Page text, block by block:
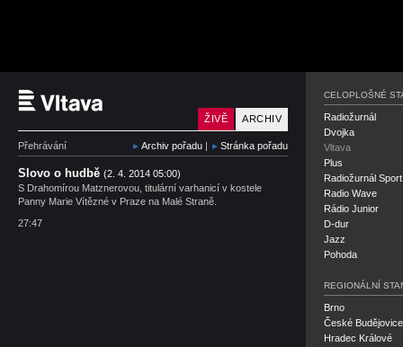
Český rozhlas Vltava
ARCHIV
ŽIVĚ
Přehrávání Archiv pořadu | Stránka pořadu
Slovo o hudbě (2. 4. 2014 05:00)
S Drahomírou Matznerovou, titulární varhanicí v kostele
Panny Marie Vítězné v Praze na Malé Straně.
27:47
CELOPLOŠNÉ
Radiožurnál
Dvojka
Vltava
Plus
Radiožurnál Sport
Radio Wave
Rádio Junior
D-dur
Jazz
Pohoda
REGIONÁLNÍ
Brno
České Budějovice
Hradec Králové